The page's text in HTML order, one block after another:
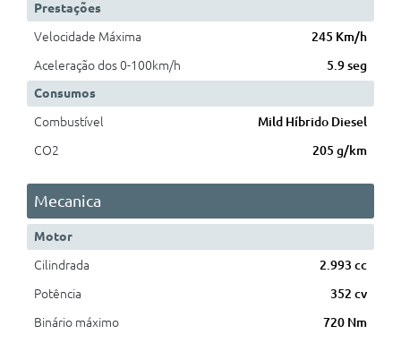
Prestações
Velocidade Máxima
245 Km/h
Aceleração dos 0-100km/h
5.9 seg
Consumos
Combustível
Mild Híbrido Diesel
CO2
205 g/km
Mecanica
Motor
Cilindrada
2.993 cc
Potência
352 cv
Binário máximo
720 Nm